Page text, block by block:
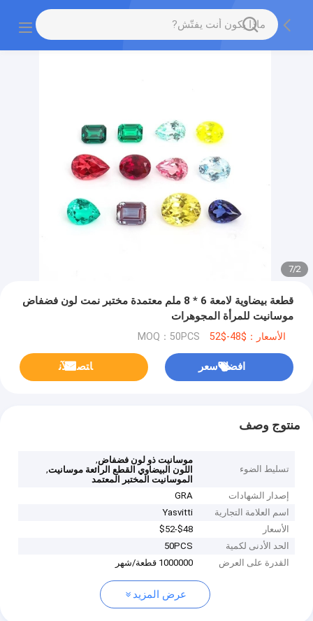
2
/
7
قطعة بيضاوية لامعة 6 * 8 ملم معتمدة مختبر نمت لون فضفاض
موسانيت للمرأة المجوهرات
الأسعار：$48-$52 MOQ：50PCS
افضل سعر ﺎﺘﺼﻟ ﺍﻶﻧ
منتوج وصف
تسليط الضوء
موسانيت ذو لون فضفاض,
اللون البيضاوي القطع الرائعة موسانيت,
الموسانيت المختبر المعتمد
إصدار الشهادات
GRA
اسم العلامة التجارية
Yasvitti
الأسعار
$48-$52
الحد الأدنى لكمية
50PCS
القدرة على العرض
1000000 قطعة/شهر
عرض المزيد